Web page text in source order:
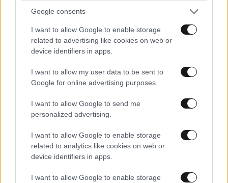
Google consents
I want to allow Google to enable storage
related to advertising like cookies on web or
device identifiers in apps.
I want to allow my user data to be sent to
Google for online advertising purposes.
I want to allow Google to send me
personalized advertising.
I want to allow Google to enable storage
related to analytics like cookies on web or
device identifiers in apps.
I want to allow Google to enable storage
Ογκολόγοι προειδοποιούν: Αυτές οι τροφές,
περνούν απαρατήρητες, αλλά καλό είναι να τις